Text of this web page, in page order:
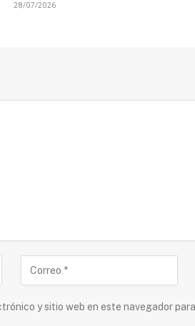
28/07/2026
y sitio web en este navegador